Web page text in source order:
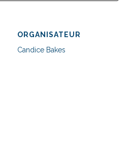
ORGANISATEUR
Candice Bakes